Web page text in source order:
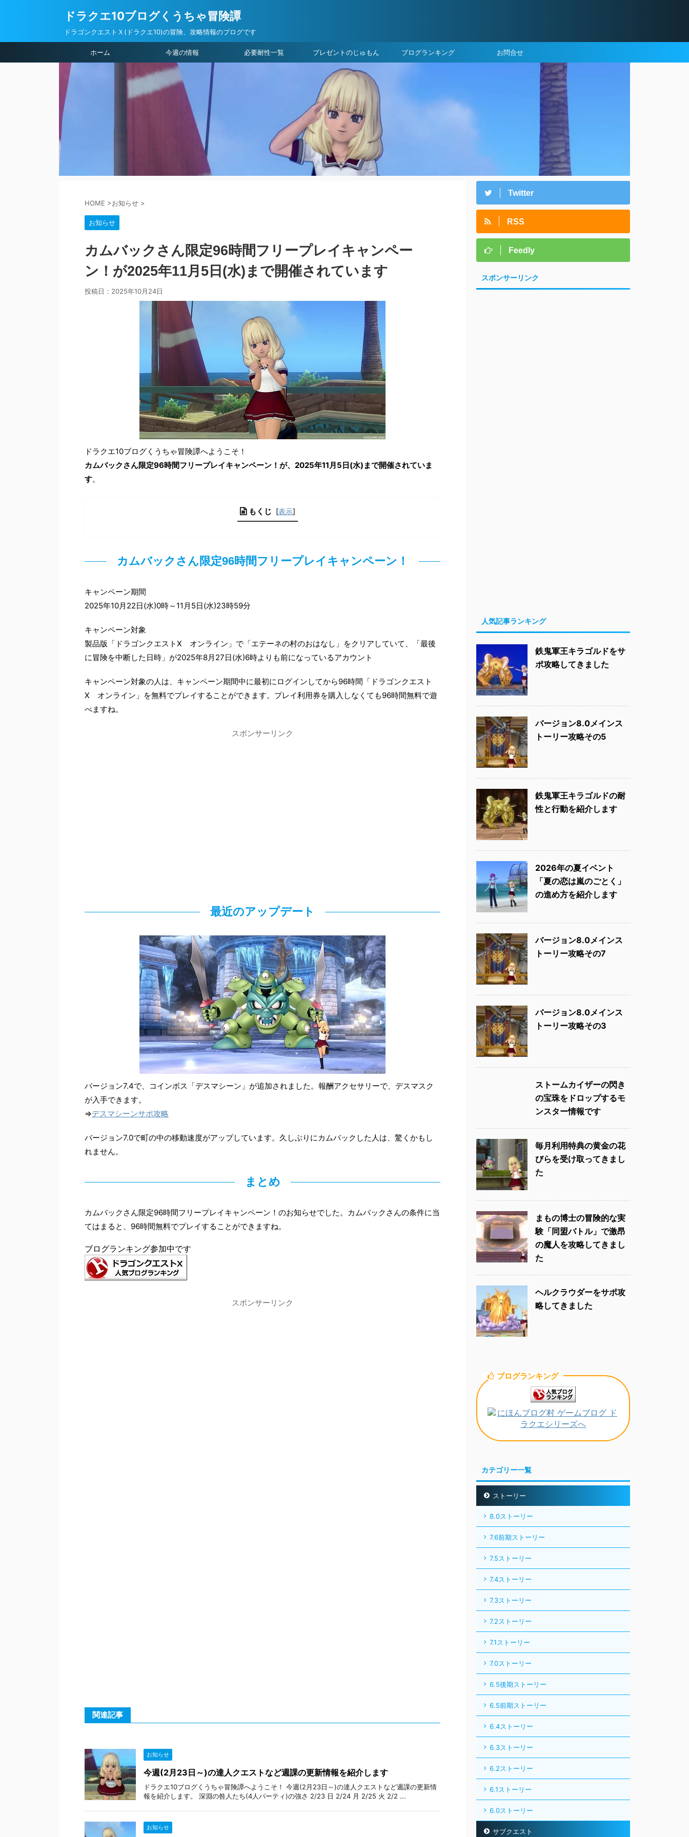
ドラクエ10ブログくうちゃ冒険譚
ドラゴンクエストＸ(ドラクエ10)の冒険、攻略情報のブログです
ホーム 今週の情報 必要耐性一覧 プレゼントのじゅもん ブログランキング お問合せ
HOME >お知らせ >
お知らせ
カムバックさん限定96時間フリープレイキャンペー
ン！が2025年11月5日(水)まで開催されています
投稿日： 2025年10月24日
ドラクエ10ブログくうちゃ冒険譚へようこそ！
カムバックさん限定96時間フリープレイキャンペーン！が、2025年11月5日(水)まで開催されていま
す。
もくじ [表示]
カムバックさん限定96時間フリープレイキャンペーン！
キャンペーン期間
2025年10月22日(水)0時～11月5日(水)23時59分
キャンペーン対象
製品版「ドラゴンクエストX オンライン」で「エテーネの村のおはなし」をクリアしていて、「最後
に冒険を中断した日時」が2025年8月27日(水)6時よりも前になっているアカウント
キャンペーン対象の人は、キャンペーン期間中に最初にログインしてから96時間「ドラゴンクエスト
X オンライン」を無料でプレイすることができます。プレイ利用券を購入しなくても96時間無料で遊
べますね。
スポンサーリンク
最近のアップデート
バージョン7.4で、コインボス「デスマシーン」が追加されました。報酬アクセサリーで、デスマスク
が入手できます。
⇒デスマシーンサポ攻略
バージョン7.0で町の中の移動速度がアップしています。久しぶりにカムバックした人は、驚くかもし
れません。
まとめ
カムバックさん限定96時間フリープレイキャンペーン！のお知らせでした。カムバックさんの条件に当
てはまると、96時間無料でプレイすることができますね。
ブログランキング参加中です
スポンサーリンク
関連記事
お知らせ
今週(2月23日～)の達人クエストなど週課の更新情報を紹介します
ドラクエ10ブログくうちゃ冒険譚へようこそ！ 今週(2月23日～)の達人クエストなど週課の更新情
報を紹介します。 深淵の咎人たち(4人パーティ)の強さ 2/23 日 2/24 月 2/25 火 2/2 ...
お知らせ
Twitter
RSS
Feedly
スポンサーリンク
人気記事ランキング
鉄鬼軍王キラゴルドをサ
ポ攻略してきました
バージョン8.0メインス
トーリー攻略その5
鉄鬼軍王キラゴルドの耐
性と行動を紹介します
2026年の夏イベント
「夏の恋は嵐のごとく」
の進め方を紹介します
バージョン8.0メインス
トーリー攻略その7
バージョン8.0メインス
トーリー攻略その3
ストームカイザーの閃き
の宝珠をドロップするモ
ンスター情報です
毎月利用特典の黄金の花
びらを受け取ってきまし
た
まもの博士の冒険的な実
験「同盟バトル」で激昂
の魔人を攻略してきまし
た
ヘルクラウダーをサポ攻
略してきました
ブログランキング
カテゴリー一覧
ストーリー
8.0ストーリー
7.6前期ストーリー
7.5ストーリー
7.4ストーリー
7.3ストーリー
7.2ストーリー
7.1ストーリー
7.0ストーリー
6.5後期ストーリー
6.5前期ストーリー
6.4ストーリー
6.3ストーリー
6.2ストーリー
6.1ストーリー
6.0ストーリー
サブクエスト